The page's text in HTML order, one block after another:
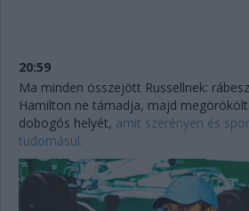
20:59
Ma minden összejött Russellnek:
Hamilton ne támadja, majd
dobogós helyét, amit szerényen és
tudomásul.